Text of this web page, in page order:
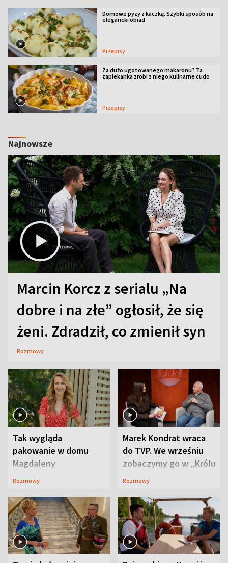
Domowe pyzy z kaczką. Szybki sposób na
elegancki obiad
Przepisy
Za dużo ugotowanego makaronu? Ta
zapiekanka zrobi z niego kulinarne cudo
Przepisy
Najnowsze
Marcin Korcz z serialu „Na
dobre i na złe” ogłosił, że się
żeni. Zdradził, co zmienił syn
Rozmowy
Tak wygląda
pakowanie w domu
Magdaleny
Waligórskiej-Lisieckiej.
Rozmowy
Marek Kondrat wraca
do TVP. We wrześniu
zobaczymy go w „Królu
Maciusiu I”
Rozmowy